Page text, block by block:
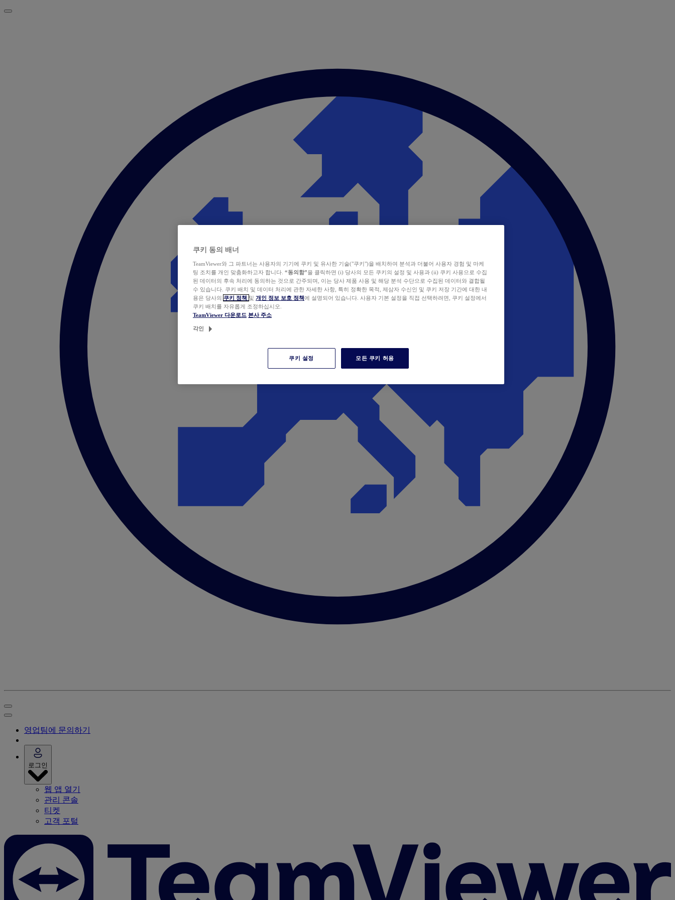
영업팀에 문의하기
로그인
웹 앱 열기
관리 콘솔
티켓
고객 포털
쿠키 동의 배너
TeamViewer와 그 파트너는 사용자의 기기에 쿠키 및 유사한 기술("쿠키")을 배치하여 분석과 더불어 사용자 경험 및 마케
팅 조치를 개인 맞춤화하고자 합니다. “동의함”을 클릭하면 (i) 당사의 모든 쿠키의 설정 및 사용과 (ii) 쿠키 사용으로 수집
된 데이터의 후속 처리에 동의하는 것으로 간주되며, 이는 당사 제품 사용 및 해당 분석 수단으로 수집된 데이터와 결합될
수 있습니다. 쿠키 배치 및 데이터 처리에 관한 자세한 사항, 특히 정확한 목적, 제삼자 수신인 및 쿠키 저장 기간에 대한 내
용은 당사의 쿠키 정책 및 개인 정보 보호 정책에 설명되어 있습니다. 사용자 기본 설정을 직접 선택하려면, 쿠키 설정에서
쿠키 배치를 자유롭게 조정하십시오.
TeamViewer 다운로드 본사 주소
각인
쿠키 설정 모든 쿠키 허용